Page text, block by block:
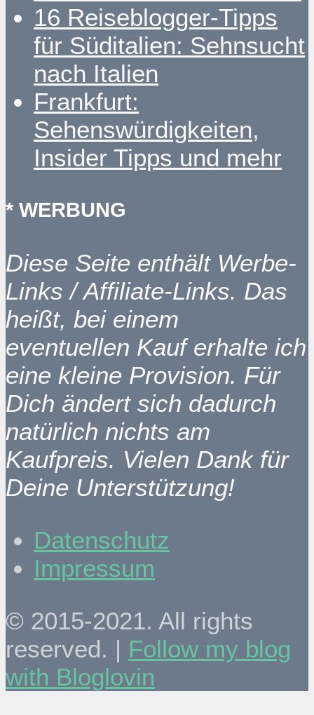
16 Reiseblogger-Tipps
für Süditalien: Sehnsucht
nach Italien
Frankfurt:
Sehenswürdigkeiten,
Insider Tipps und mehr
* WERBUNG
Diese Seite enthält Werbe-
Links / Affiliate-Links. Das
heißt, bei einem
eventuellen Kauf erhalte ich
eine kleine Provision. Für
Dich ändert sich dadurch
natürlich nichts am
Kaufpreis. Vielen Dank für
Deine Unterstützung!
Datenschutz
Impressum
© 2015-2021. All rights
reserved. | Follow my blog
with Bloglovin